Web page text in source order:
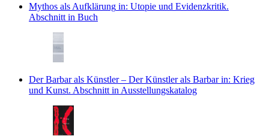
Mythos als Aufklärung in: Utopie und Evidenzkritik.
Abschnitt in Buch
Der Barbar als Künstler – Der Künstler als Barbar in: Krieg
und Kunst. Abschnitt in Ausstellungskatalog